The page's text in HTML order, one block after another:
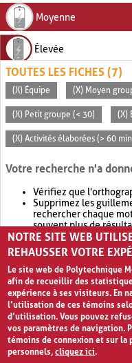
Moyenne
Élevée
TOUTES LES FICHES (7)
(X) Équipe (X) Moyen
(X) Petit groupe (< 30) (X)
(X) Activités élaborées (> 60
Votre recherche n'a
Vérifiez que
Supprimez les
rechercher chaque
souvent plus de
Envisagez d'élargir
retournera souvent
NOTRE SITE WEB
REHAUSSER VOTRE
Le site web de Polytechnique
afin de recueillir des
expérience à ses visiteurs. En
l’utilisation de ces témoins
d’utilisation. Vous pouvez
vos paramètres de navigation.
témoins de connexion et sur
personnels,cliquez ici.